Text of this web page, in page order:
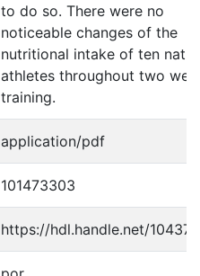
to do so. There were no
noticeable changes of the
nutritional intake of ten
athletes throughout two
training.
application/pdf
101473303
https://hdl.handle.net/